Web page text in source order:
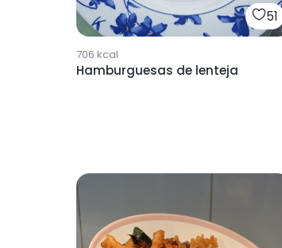
51
706 kcal
Hamburguesas de lenteja